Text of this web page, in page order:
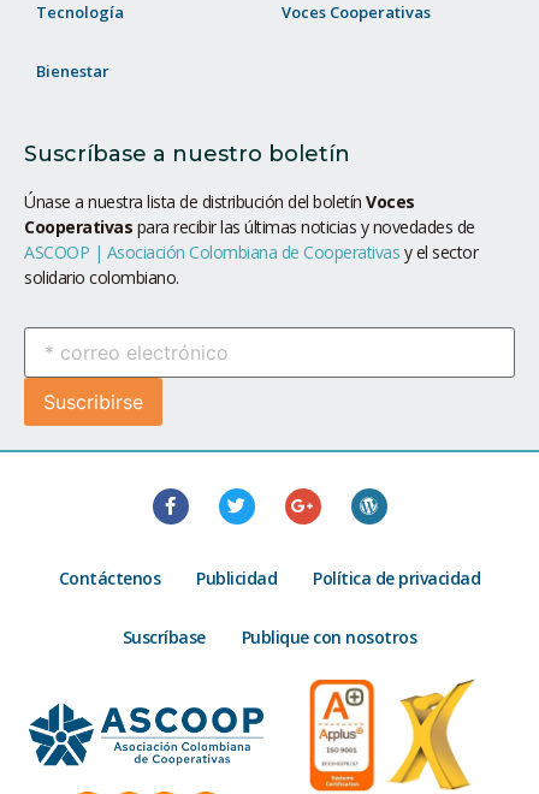
Tecnología
Bienestar
Voces Cooperativas
Suscríbase a nuestro boletín
Únase a nuestra lista de distribución del boletín Voces
Cooperativas para recibir las últimas noticias y novedades de
ASCOOP | Asociación Colombiana de Cooperativas y el sector
solidario colombiano.
Contáctenos Publicidad Política de privacidad
Suscríbase Publique con nosotros